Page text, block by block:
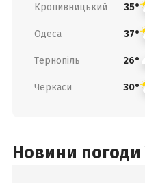
Кропивницький 35°
Одеса 37°
Тернопіль 26°
Черкаси 30°
Новини погоди